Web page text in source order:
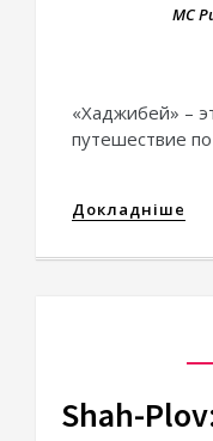
МС
«Хаджибей» –
путешествие
Докладніше
Shah-